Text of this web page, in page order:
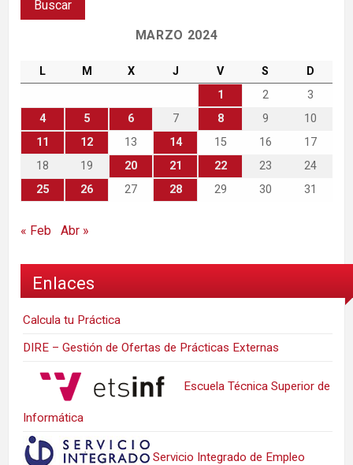
MARZO 2024
L M X J V S
D
1
2
3
4
5 6 7 8 9
10
11
12 13 14 15 16
17
18
19 20 21 22 23
24
25
26 27 28 29 30 31
« Feb Abr »
Enlaces
Calcula tu Práctica
DIRE – Gestión de Ofertas de Prácticas Externas
Escuela Técnica Superior de
Informática
Servicio Integrado de Empleo